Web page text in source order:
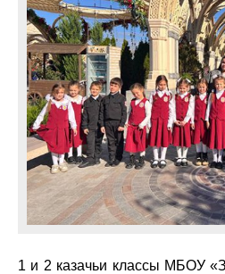
1 и 2 казачьи классы МБОУ